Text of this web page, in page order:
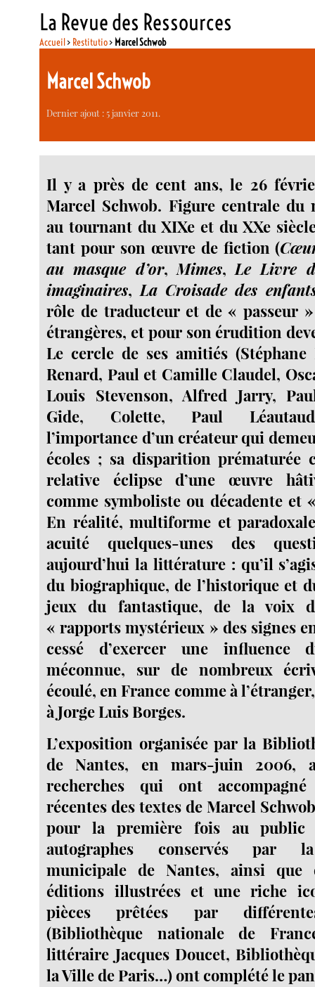
La Revue des Ressources
Accueil> Restitutio> Marcel Schwob
Marcel Schwob
Dernier ajout : 5 janvier 2011.
Il y a près de cent ans, le 26
Marcel Schwob. Figure centrale du
au tournant du XIXe et du XXe
tant pour son œuvre de fiction (
au masque d’or, Mimes, Le Livre
imaginaires, La Croisade des
rôle de traducteur et de « passeur
étrangères, et pour son érudition
Le cercle de ses amitiés (Stéphane
Renard, Paul et Camille Claudel,
Louis Stevenson, Alfred Jarry,
Gide, Colette, Paul
l’importance d’un créateur qui
écoles ; sa disparition prématurée
relative éclipse d’une œuvre
comme symboliste ou décadente et
En réalité, multiforme et
acuité quelques-unes des
aujourd’hui la littérature : qu’il
du biographique, de l’historique et
jeux du fantastique, de la voix
« rapports mystérieux » des signes
cessé d’exercer une influence
méconnue, sur de nombreux
écoulé, en France comme à
à Jorge Luis Borges.
L’exposition organisée par la
de Nantes, en mars-juin 2006,
recherches qui ont
récentes des textes de Marcel
pour la première fois au public
autographes conservés par
municipale de Nantes, ainsi que
éditions illustrées et une riche
pièces prêtées par
(Bibliothèque nationale de
littéraire Jacques Doucet,
la Ville de Paris…) ont complété le